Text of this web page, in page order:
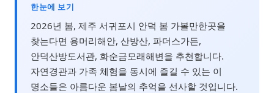
한눈에 보기
2026년 봄, 제주 서귀포시 안덕 봄 가볼만한곳을
찾는다면 용머리해안, 산방산, 파더스가든,
안덕산방도서관, 화순금모래해변을 추천합니다.
자연경관과 가족 체험을 동시에 즐길 수 있는 이
명소들은 아름다운 봄날의 추억을 선사할 것입니다.